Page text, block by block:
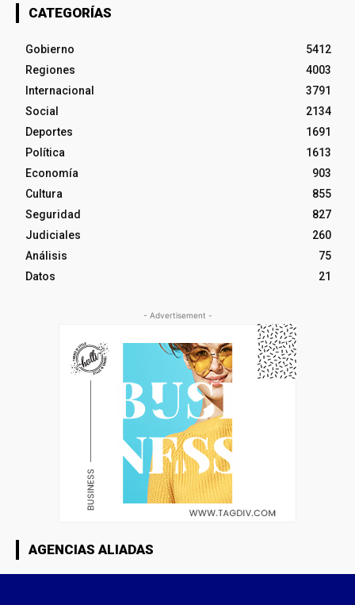
CATEGORÍAS
Gobierno
5412
Regiones
4003
Internacional
3791
Social
2134
Deportes
1691
Política
1613
Economía
903
Cultura
855
Seguridad
827
Judiciales
260
Análisis
75
Datos
21
- Advertisement -
AGENCIAS ALIADAS